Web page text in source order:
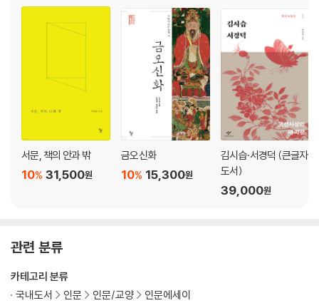
서문, 책의 안과 밖
31,500원
10%
금오신화
15,300원
10%
김시습·서경덕 (큰글자
도서)
39,000원
관련 분류
카테고리 분류
국내도서
인문 인문/교양 인문에세이